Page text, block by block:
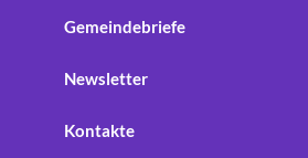
Gemeindebriefe
Newsletter
Kontakte